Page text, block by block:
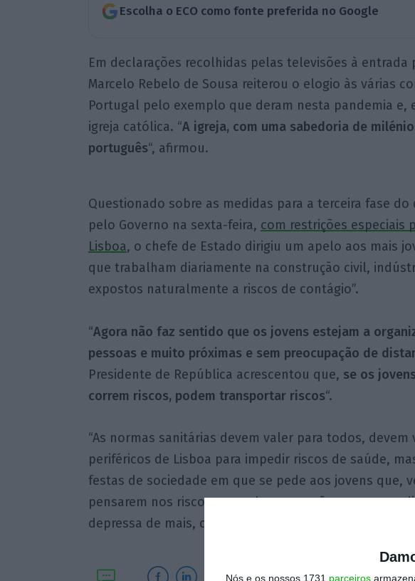
Nós e os nossos 1731 parceiros
Escolha o ECO como fonte preferida no Google
Em declarações recolhidas pelas televisões à entrada
Marcelo Rebelo de Sousa reiterou o elogio às várias
Portugal pelo exemplo que deram nesta pandemia e,
igreja católica. “A igreja, com uma sabedoria de
português“, afirmou.
Questionado sobre as medidas para a terceira fase
pelo Governo na sexta-feira, com restrições especiais
Lisboa, o chefe de Estado dirigiu um apelo aos mais
que trabalham diariamente na construção civil,
expostos naturalmente a riscos de contágio”.
“Agora não faz sentido que os jovens estejam a
pessoas e muito próximas e sem preocupação de
Presidente de República acrescentou que, se os
correm riscos, podem transportar riscos“.
“As normas sanitárias devem valer para todos, devem
periféricos de Lisboa para impedir riscos de saúde,
festas de sociedade em que se pede aos jovens que,
pensarem nos riscos que acham que não correm, se
depressa de mais, com risco para os outros”, avisou.